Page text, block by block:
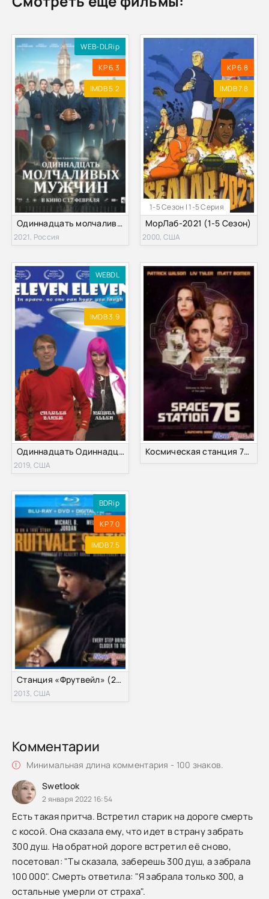
WEB-DLRip
KP 6.3
IMDB 5.2
Одиннадцать молчаливых мужчин (2021)
2021, Россия
1-5 Сезон | 1-5 Серия
KP 6.8
IMDB 7.8
МорЛаб-2021 (1-5 Сезон)
2000, США
WEBDL
IMDB 3.9
Одиннадцать Одиннадцать (2018)
2019, США
Космическая станция 76 (2014)
BDRip
KP 7.0
IMDB 7.5
Станция «Фрутвейл» (2013)
2013, США
Комментарии
Минимальная длина комментария - 100 знаков.
Swetlook
2 января 2022 16:54
Есть такая притча. Встретил старик на дороге смерть
с косой. Она сказала ему, что идет в страну забрать
300 душ. На обратной дороге встретил её сново,
посетовал: "Ты сказала, заберешь 300 душ, а забрала
100 000". Смерть ответила: "Я забрала только 300, а
остальные умерли от страха".